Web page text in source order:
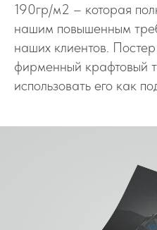
190гр/м2 – которая
нашим повышенным
наших клиентов.
фирменный крафтовый
использовать его как